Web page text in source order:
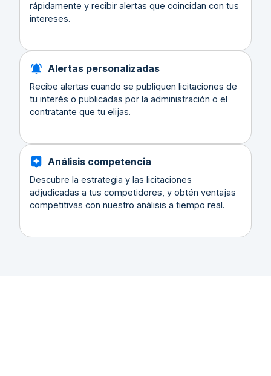
rápidamente y recibir alertas que coincidan con tus
intereses.
Alertas personalizadas
Recibe alertas cuando se publiquen licitaciones de
tu interés o publicadas por la administración o el
contratante que tu elijas.
Análisis competencia
Descubre la estrategia y las licitaciones
adjudicadas a tus competidores, y obtén ventajas
competitivas con nuestro análisis a tiempo real.